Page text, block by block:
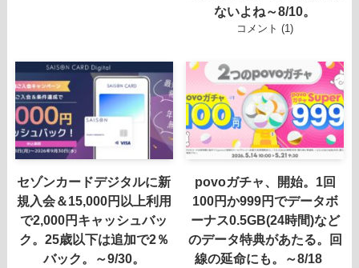
ないよね～8/10。
コメント (1)
セゾンカードデジタルに新
規入会＆15,000円以上利用
で2,000円キャッシュバッ
ク。25歳以下は追加で2％
バック。～9/30。
povoガチャ、開始。1回
100円か999円でデータボ
ーナス0.5GB(24時間)など
のデータ特典があたる。回
線の延命にも。～8/18